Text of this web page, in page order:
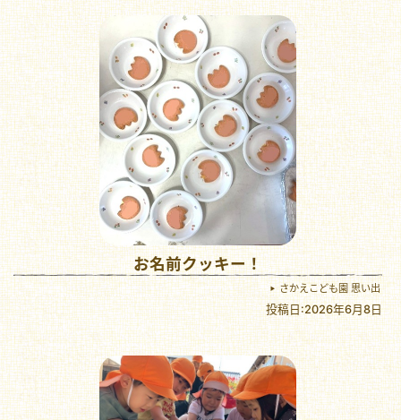
お名前クッキー！
さかえこども園 思い出
投稿日:2026年6月8日